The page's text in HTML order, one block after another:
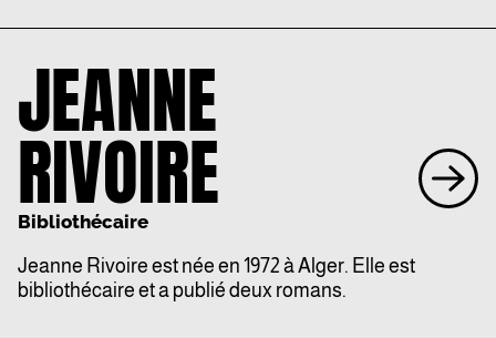
JEANNE
RIVOIRE
Bibliothécaire
Jeanne Rivoire est née en 1972 à Alger. Elle est
bibliothécaire et a publié deux romans.